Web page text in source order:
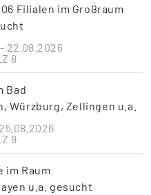
Filialen im Großraum
22.08.2026
8
Bad
Würzburg, Zellingen u.a.
9
im Raum
u.a. gesucht